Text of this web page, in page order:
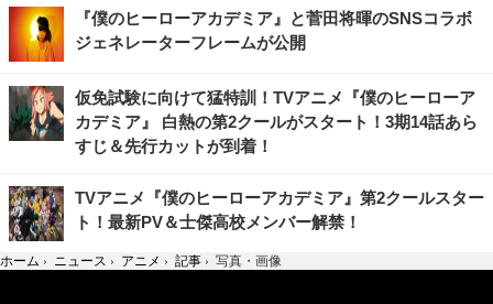
『僕のヒーローアカデミア』と菅田将暉のSNSコラボ
ジェネレーターフレームが公開
仮免試験に向けて猛特訓！TVアニメ『僕のヒーローア
カデミア』 白熱の第2クールがスタート！3期14話あら
すじ＆先行カットが到着！
TVアニメ『僕のヒーローアカデミア』第2クールスター
ト！最新PV＆士傑高校メンバー解禁！
ホーム › ニュース › アニメ › 記事 › 写真・画像